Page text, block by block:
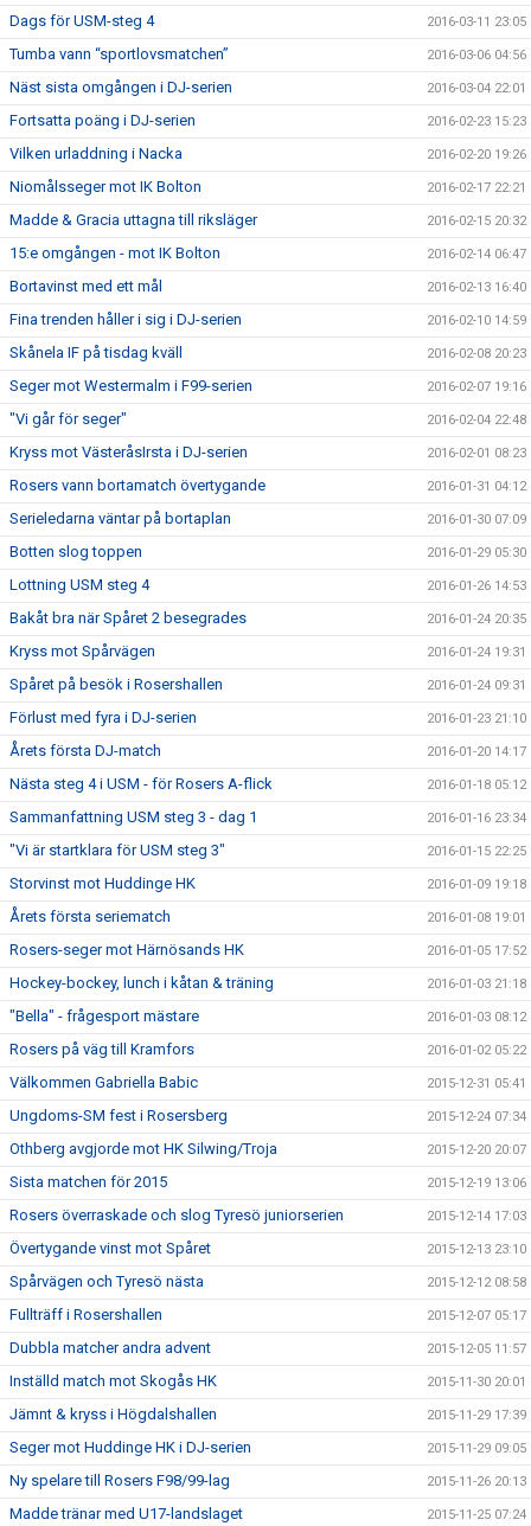
Dags för USM-steg 4 2016-03-11 23:05
Tumba vann “sportlovsmatchen” 2016-03-06 04:56
Näst sista omgången i DJ-serien 2016-03-04 22:01
Fortsatta poäng i DJ-serien 2016-02-23 15:23
Vilken urladdning i Nacka 2016-02-20 19:26
Niomålsseger mot IK Bolton 2016-02-17 22:21
Madde & Gracia uttagna till riksläger 2016-02-15 20:32
15:e omgången - mot IK Bolton 2016-02-14 06:47
Bortavinst med ett mål 2016-02-13 16:40
Fina trenden håller i sig i DJ-serien 2016-02-10 14:59
Skånela IF på tisdag kväll 2016-02-08 20:23
Seger mot Westermalm i F99-serien 2016-02-07 19:16
"Vi går för seger" 2016-02-04 22:48
Kryss mot VästeråsIrsta i DJ-serien 2016-02-01 08:23
Rosers vann bortamatch övertygande 2016-01-31 04:12
Serieledarna väntar på bortaplan 2016-01-30 07:09
Botten slog toppen 2016-01-29 05:30
Lottning USM steg 4 2016-01-26 14:53
Bakåt bra när Spåret 2 besegrades 2016-01-24 20:35
Kryss mot Spårvägen 2016-01-24 19:31
Spåret på besök i Rosershallen 2016-01-24 09:31
Förlust med fyra i DJ-serien 2016-01-23 21:10
Årets första DJ-match 2016-01-20 14:17
Nästa steg 4 i USM - för Rosers A-flick 2016-01-18 05:12
Sammanfattning USM steg 3 - dag 1 2016-01-16 23:34
"Vi är startklara för USM steg 3" 2016-01-15 22:25
Storvinst mot Huddinge HK 2016-01-09 19:18
Årets första seriematch 2016-01-08 19:01
Rosers-seger mot Härnösands HK 2016-01-05 17:52
Hockey-bockey, lunch i kåtan & träning 2016-01-03 21:18
"Bella" - frågesport mästare 2016-01-03 08:12
Rosers på väg till Kramfors 2016-01-02 05:22
Välkommen Gabriella Babic 2015-12-31 05:41
Ungdoms-SM fest i Rosersberg 2015-12-24 07:34
Othberg avgjorde mot HK Silwing/Troja 2015-12-20 20:07
Sista matchen för 2015 2015-12-19 13:06
Rosers överraskade och slog Tyresö juniorserien 2015-12-14 17:03
Övertygande vinst mot Spåret 2015-12-13 23:10
Spårvägen och Tyresö nästa 2015-12-12 08:58
Fullträff i Rosershallen 2015-12-07 05:17
Dubbla matcher andra advent 2015-12-05 11:57
Inställd match mot Skogås HK 2015-11-30 20:01
Jämnt & kryss i Högdalshallen 2015-11-29 17:39
Seger mot Huddinge HK i DJ-serien 2015-11-29 09:05
Ny spelare till Rosers F98/99-lag 2015-11-26 20:13
Madde tränar med U17-landslaget 2015-11-25 07:24